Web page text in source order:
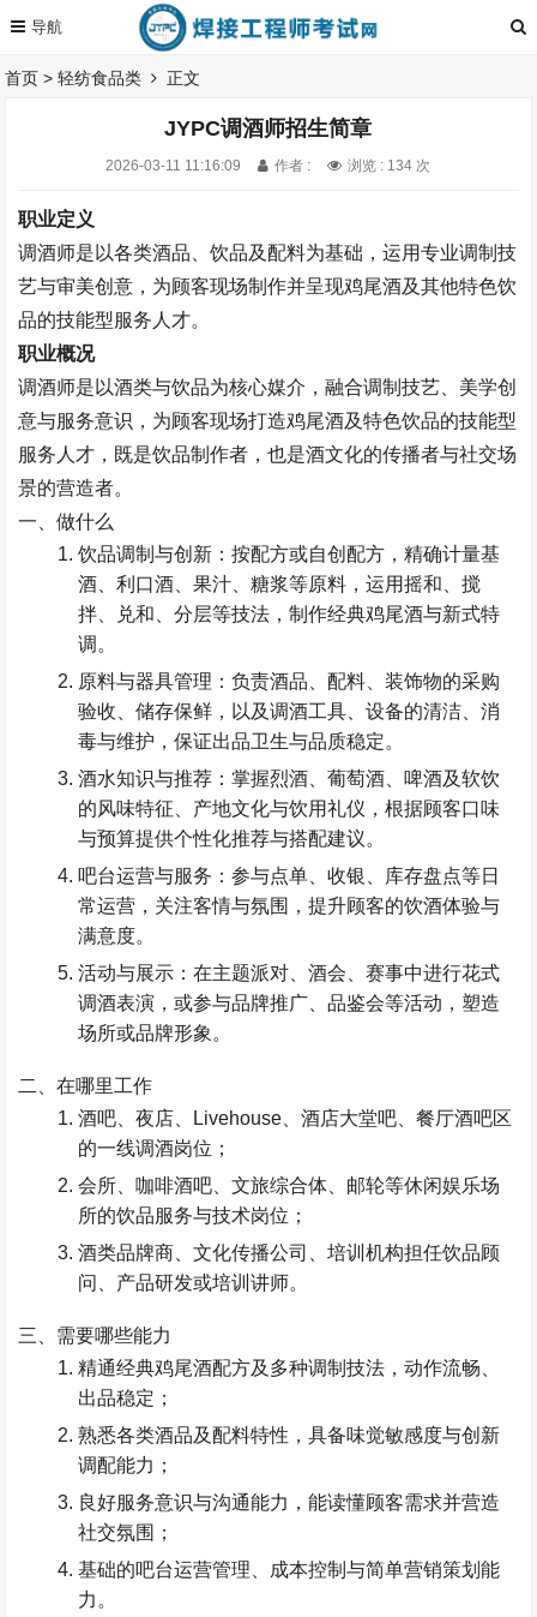
首页 >轻纺食品类 正文
JYPC调酒师招生简章
2026-03-11 11:16:09 作者 : 浏览 : 134 次
职业定义
调酒师是 以各类酒品、饮品及配料为基础，运用专业调制技
艺与审美创意，为顾客现场制作并呈现鸡尾酒及其他特色饮
品的技能型服务人才。
职业概况
调酒师是 以酒类与饮品为核心媒介，融合调制技艺、美学创
意与服务意识，为顾客现场打造鸡尾酒及特色饮品的技能型
服务人才 ，既是饮品制作者，也是酒文化的传播者与社交场
景的营造者。
一、做什么​
饮品调制与创新：按配方或自创配方，精确计量基
酒、利口酒、果汁、糖浆等原料，运用摇和、搅
拌、兑和、分层等技法，制作经典鸡尾酒与新式特
调。
原料与器具管理：负责酒品、配料、装饰物的采购
验收、储存保鲜，以及调酒工具、设备的清洁、消
毒与维护，保证出品卫生与品质稳定。
酒水知识与推荐：掌握烈酒、葡萄酒、啤酒及软饮
的风味特征、产地文化与饮用礼仪，根据顾客口味
与预算提供个性化推荐与搭配建议。
吧台运营与服务：参与点单、收银、库存盘点等日
常运营，关注客情与氛围，提升顾客的饮酒体验与
满意度。
活动与展示：在主题派对、酒会、赛事中进行花式
调酒表演，或参与品牌推广、品鉴会等活动，塑造
场所或品牌形象。
二、在哪里工作​
酒吧、夜店、
Livehouse 、酒店大堂吧、餐厅酒吧区
的一线调酒岗位 ；
会所、咖啡酒吧、文旅综合体、邮轮等休闲娱乐场
所的饮品服务与技术岗位 ；
酒类品牌商、文化传播公司、培训机构担任饮品顾
问、产品研发或培训讲师。
三、需要哪些能力​
精通经典鸡尾酒配方及多种调制技法，动作流畅、
出品稳定；
熟悉各类酒品及配料特性，具备味觉敏感度与创新
调配能力；
良好服务意识与沟通能力，能读懂顾客需求并营造
社交氛围；
基础的吧台运营管理、成本控制与简单营销策划能
力。